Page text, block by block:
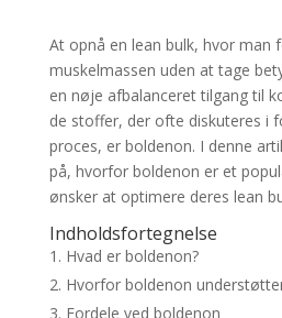
At opnå en lean bulk, hvor man
muskelmassen uden at tage
en nøje afbalanceret tilgang til
de stoffer, der ofte diskuteres i
proces, er boldenon. I denne
på, hvorfor boldenon er et
ønsker at optimere deres lean
Indholdsfortegnelse
Hvad er boldenon?
Hvorfor boldenon
Fordele ved boldenon